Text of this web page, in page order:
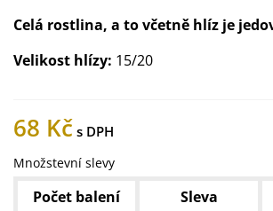
Celá rostlina, a to včetně hlíz je
Velikost hlízy: 15/20
68 Kč
Množstevní slevy
Počet balení Sleva